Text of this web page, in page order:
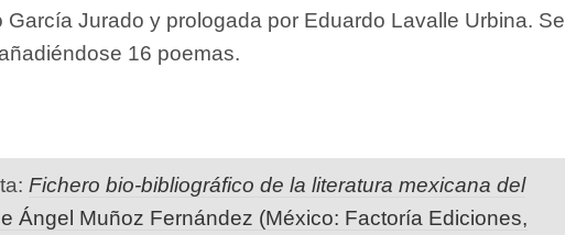
García Jurado y prologada por Eduardo Lavalle Urbina. Se
16 poemas.
Fichero bio-bibliográfico de la literatura mexicana del
Ángel Muñoz Fernández (México: Factoría Ediciones,